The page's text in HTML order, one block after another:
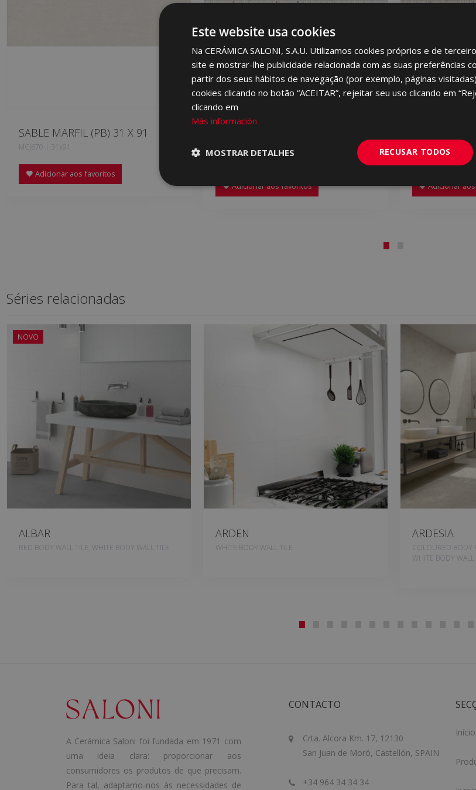
SABLE MARFIL (PB) 31 X 91
MCJ670 | 31x91
Adicionar aos favoritos
MCL500 | 31x91
Adicionar aos favoritos Adicionar
Séries relacionadas
NOVO
ALBAR
RED BODY WALL TILE, WHITE BODY WALL TILE
ARDEN
WHITE BODY WALL TILE
ARDESIA
COLOURED BODY
WHITE BODY WALL
A Cerámica Saloni foi fundada em 1971 com
uma ideia clara: proporcionar aos
consumidores os produtos de que precisam.
Para tal, adaptamo-nos às necessidades de
CONTACTO
Crta. Alcora Km. 17, 12130
San Juan de Moró, Castellón, SPAIN
+34 964 34 34 34
Início
Este website usa cookies
Na CERÁMICA SALONI, S.A.U. Utilizamos cookies próprios e de
site e mostrar-lhe publicidade relacionada com as suas preferências
partir dos seus hábitos de navegação (por exemplo, páginas
cookies clicando no botão “ACEITAR”, rejeitar seu uso clicando em
clicando em
Más información
RECUSAR TODOS
MOSTRAR DETALHES